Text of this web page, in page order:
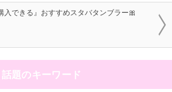
入できる』おすすめスタバタンブラー🎀
話題のキーワード